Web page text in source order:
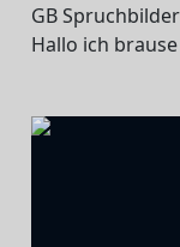
GB
Hallo ich